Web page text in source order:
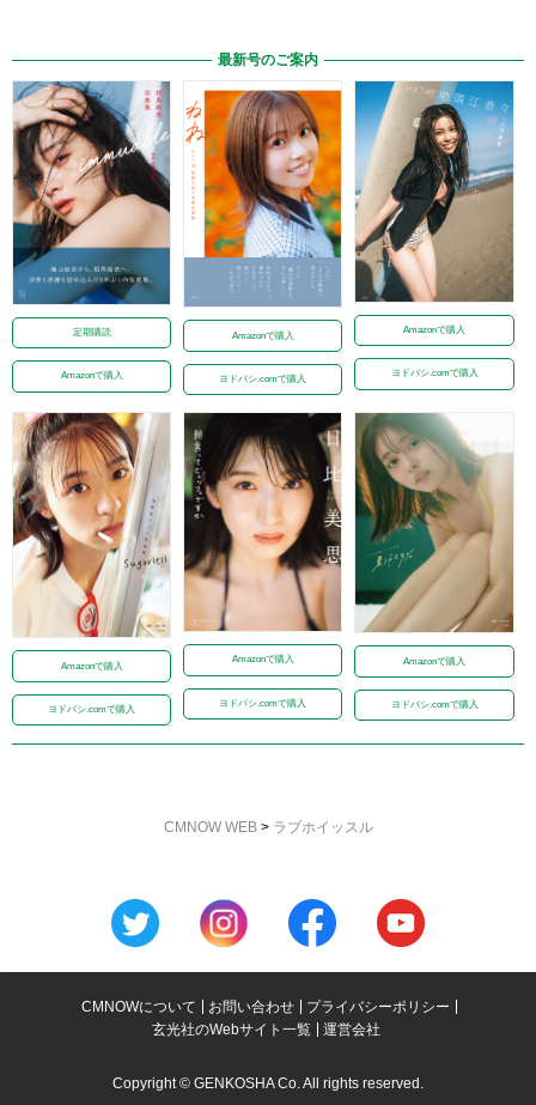
最新号のご案内
定期購読
Amazonで購入
Amazonで購入
ヨドバシ.comで購入
Amazonで購入
ヨドバシ.comで購入
Amazonで購入
ヨドバシ.comで購入
Amazonで購入
ヨドバシ.comで購入
Amazonで購入
ヨドバシ.comで購入
CMNOW WEB> ラブホイッスル
CMNOWについて お問い合わせ
プライバシーポリシー
玄光社のWebサイト一覧
運営会社
Copyright © GENKOSHA Co. All rights reserved.